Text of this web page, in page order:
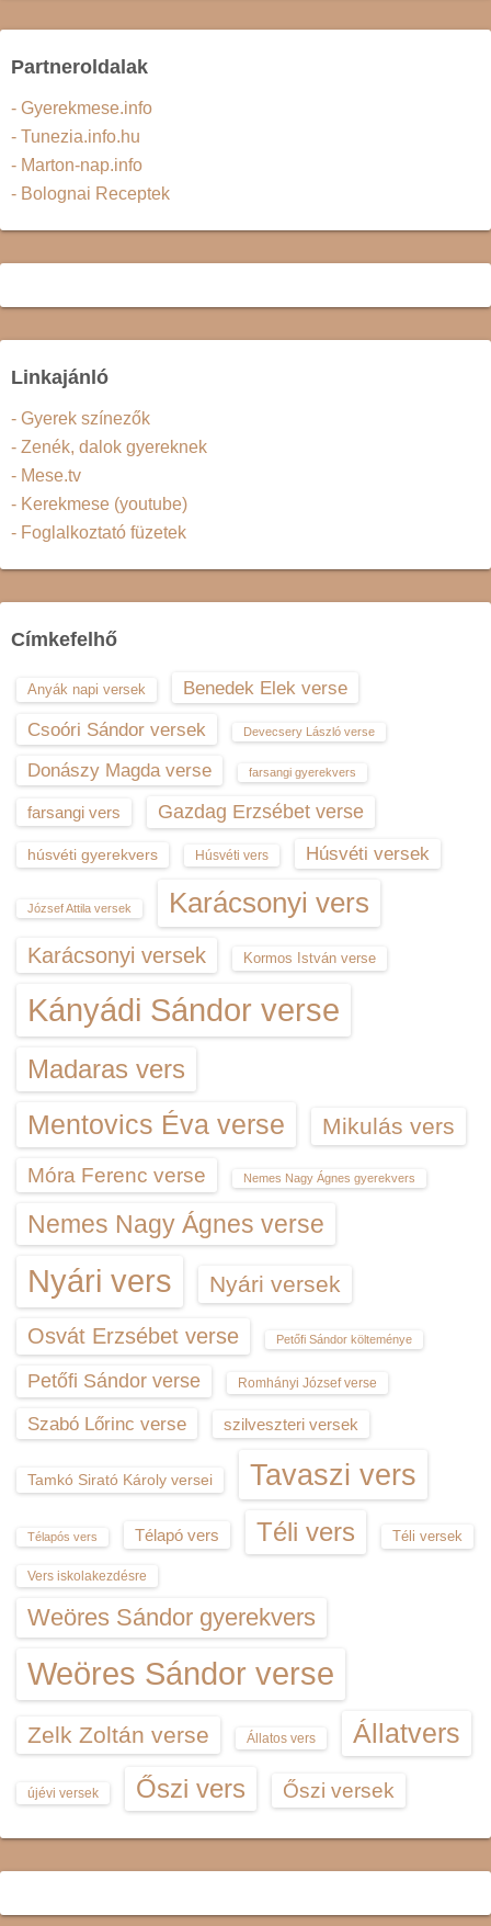
Partneroldalak
- Gyerekmese.info
- Tunezia.info.hu
- Marton-nap.info
- Bolognai Receptek
Linkajánló
- Gyerek színezők
- Zenék, dalok gyereknek
- Mese.tv
- Kerekmese (youtube)
- Foglalkoztató füzetek
Címkefelhő
Anyák napi versek
Benedek Elek verse
Csoóri Sándor versek
Devecsery László verse
Donászy Magda verse farsangi gyerekvers
farsangi vers Gazdag Erzsébet verse
húsvéti gyerekvers Húsvéti vers Húsvéti versek
József Attila versek Karácsonyi vers
Karácsonyi versek Kormos István verse
Kányádi Sándor verse
Madaras vers
Mentovics Éva verse Mikulás vers
Móra Ferenc verse Nemes Nagy Ágnes gyerekvers
Nemes Nagy Ágnes verse
Nyári vers Nyári versek
Osvát Erzsébet verse Petőfi Sándor költeménye
Petőfi Sándor verse Romhányi József verse
Szabó Lőrinc verse szilveszteri versek
Tamkó Sirató Károly versei Tavaszi vers
Télapós vers Télapó vers Téli vers Téli versek
Vers iskolakezdésre
Weöres Sándor gyerekvers
Weöres Sándor verse
Zelk Zoltán verse Állatos vers Állatvers
újévi versek Őszi vers Őszi versek